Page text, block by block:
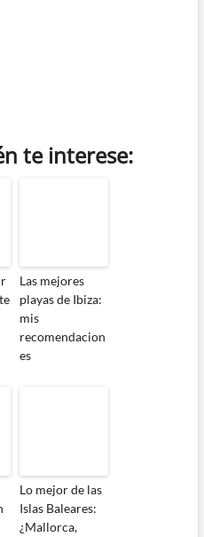
te interese:
Las mejores
playas de Ibiza:
mis
recomendacion
es
Lo mejor de las
Islas Baleares:
¿Mallorca,